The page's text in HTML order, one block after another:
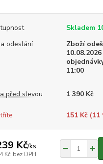
Skladem
odeslání
Zboží
11:00
před slevou 1 390 Kč
151 Kč (11
Kč/ks
Kč bez DPH